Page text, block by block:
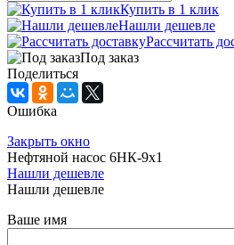
Купить в 1 клик
Нашли дешевле
Рассчитать
Под заказ
Поделиться
Ошибка
Закрыть окно
Нефтяной насос 6НК-9х1
Нашли дешевле
Нашли дешевле
Ваше имя